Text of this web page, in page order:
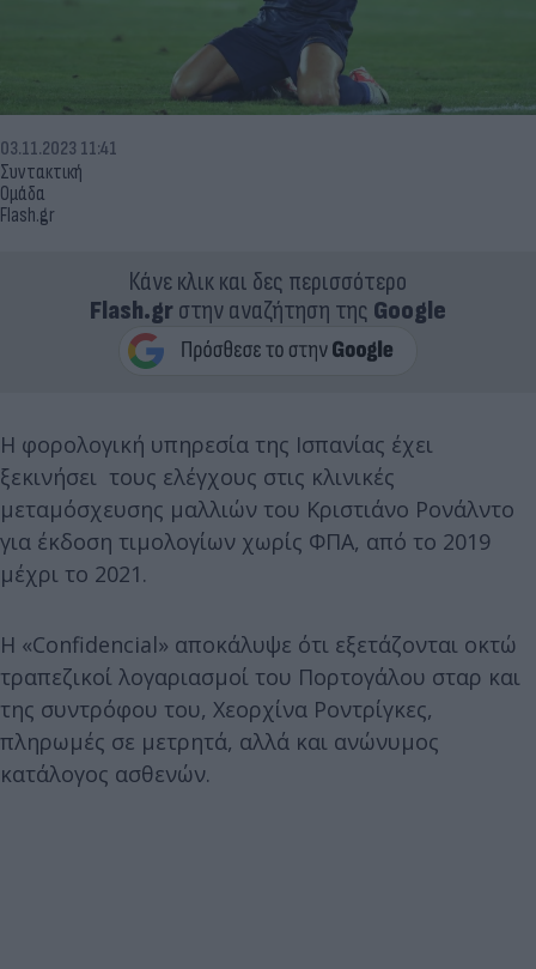
Συντακτική
Ομάδα
Flash.gr
03.11.2023 11:41
Κάνε κλικ και δες περισσότερο
Flash.grστην αναζήτηση της Google
Η φορολογική υπηρεσία της Ισπανίας έχει
ξεκινήσει τους ελέγχους στις κλινικές
μεταμόσχευσης μαλλιών του Κριστιάνο Ρονάλντο
για έκδοση τιμολογίων χωρίς ΦΠΑ, από το 2019
μέχρι το 2021.
Η «Confidencial» αποκάλυψε ότι εξετάζονται οκτώ
τραπεζικοί λογαριασμοί του Πορτογάλου σταρ και
της συντρόφου του, Χεορχίνα Ροντρίγκες,
πληρωμές σε μετρητά, αλλά και ανώνυμος
κατάλογος ασθενών.